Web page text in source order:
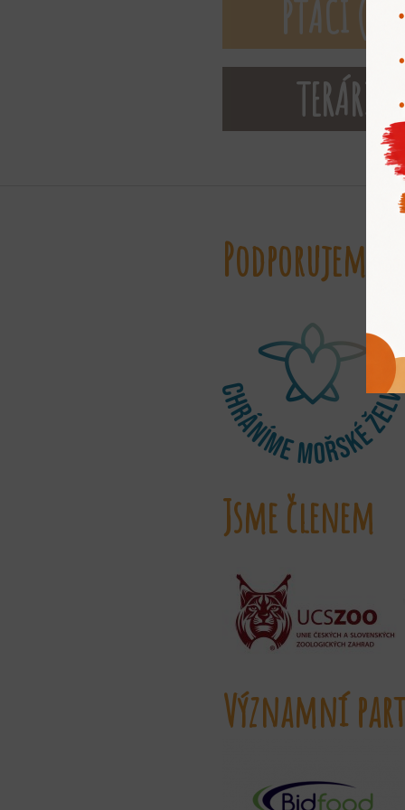
PTÁCI
Podporujeme
Jsme členem
Významní